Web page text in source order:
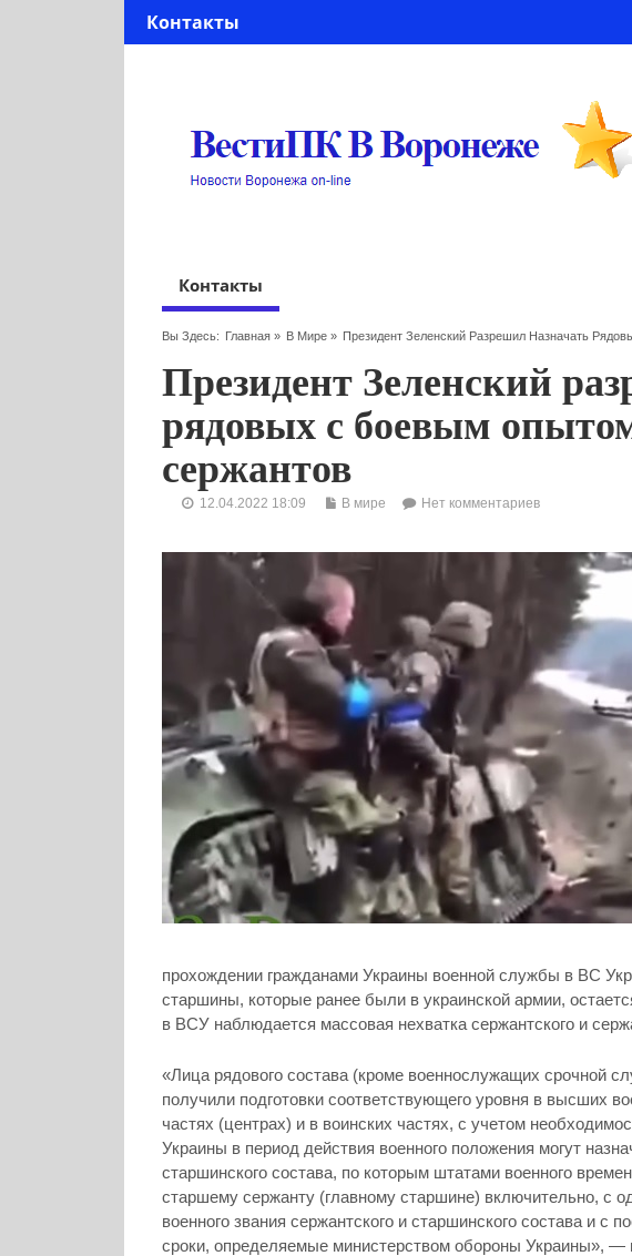
Контакты
Контакты
Вы Здесь: Главная» В Мире » Президент Зеленский Разрешил Назначать
Президент Зеленский
рядовых с боевым
сержантов
12.04.2022 18:09 В мире Нет комментариев
прохождении гражданами Украины военной службы в ВС
старшины, которые ранее были в украинской армии,
в ВСУ наблюдается массовая нехватка сержантского и
«Лица рядового состава (кроме военнослужащих срочной
получили подготовки соответствующего уровня в высших
частях (центрах) и в воинских частях, с учетом
Украины в период действия военного положения могут
старшинского состава, по которым штатами военного
старшему сержанту (главному старшине) включительно, с
военного звания сержантского и старшинского состава и
сроки, определяемые министерством обороны Украины», —